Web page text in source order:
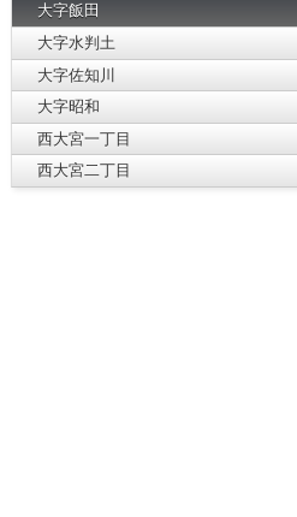
大字飯田
大字水判土
大字佐知川
大字昭和
西大宮一丁目
西大宮二丁目